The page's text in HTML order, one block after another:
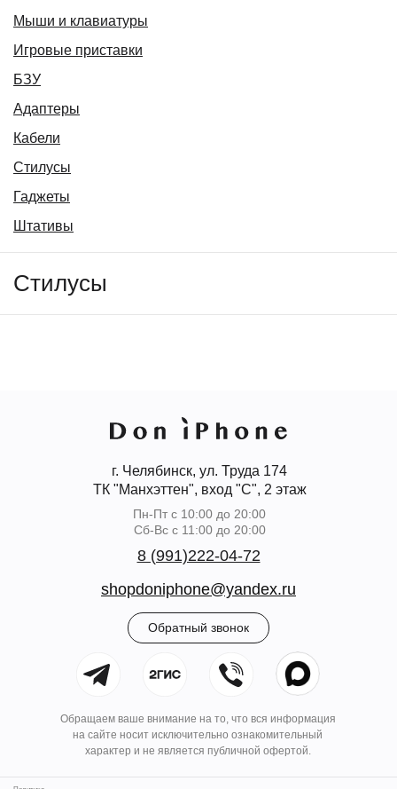
Адаптеры
Кабели
БЗУ
Стилусы
Мыши и клавиатуры
Гаджеты
Штативы
Игровые приставки
Стилусы
г. Челябинск, ул. Труда 174
ТК "Манхэттен", вход "С", 2 этаж
Пн-Пт с 10:00 до 20:00
Сб-Вс с 11:00 до 20:00
Обратный звонок
8 (991)222-04-72
shopdoniphone@yandex.ru
Обращаем ваше внимание на то, что вся информация
на сайте носит исключительно ознакомительный
характер и не является публичной офертой.